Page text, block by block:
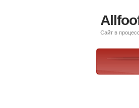
Сайт в